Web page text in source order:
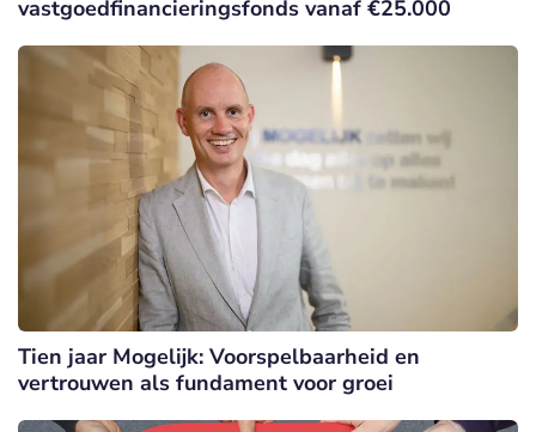
vastgoedfinancieringsfonds vanaf €25.000
Tien jaar Mogelijk: Voorspelbaarheid en
vertrouwen als fundament voor groei